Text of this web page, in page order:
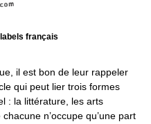
français
il est bon de leur rappeler
qui peut lier trois formes
: la littérature, les arts
n’occupe qu’une part